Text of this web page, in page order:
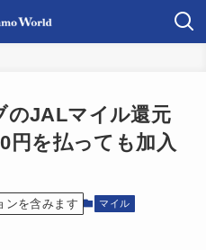
のJALマイル還元
円を払っても加入
ンを含みます マイル